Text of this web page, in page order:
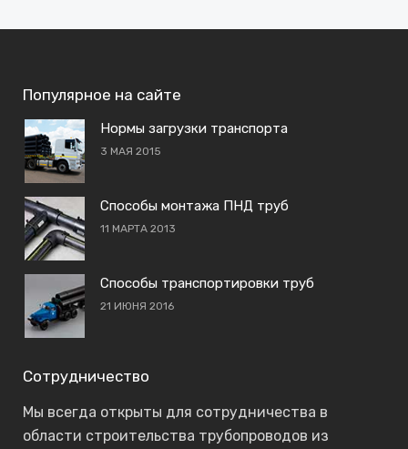
Популярное на сайте
Нормы загрузки транспорта
3 МАЯ 2015
Способы монтажа ПНД труб
11 МАРТА 2013
Способы транспортировки труб
21 ИЮНЯ 2016
Сотрудничество
Мы всегда открыты для сотрудничества в
области строительства трубопроводов из